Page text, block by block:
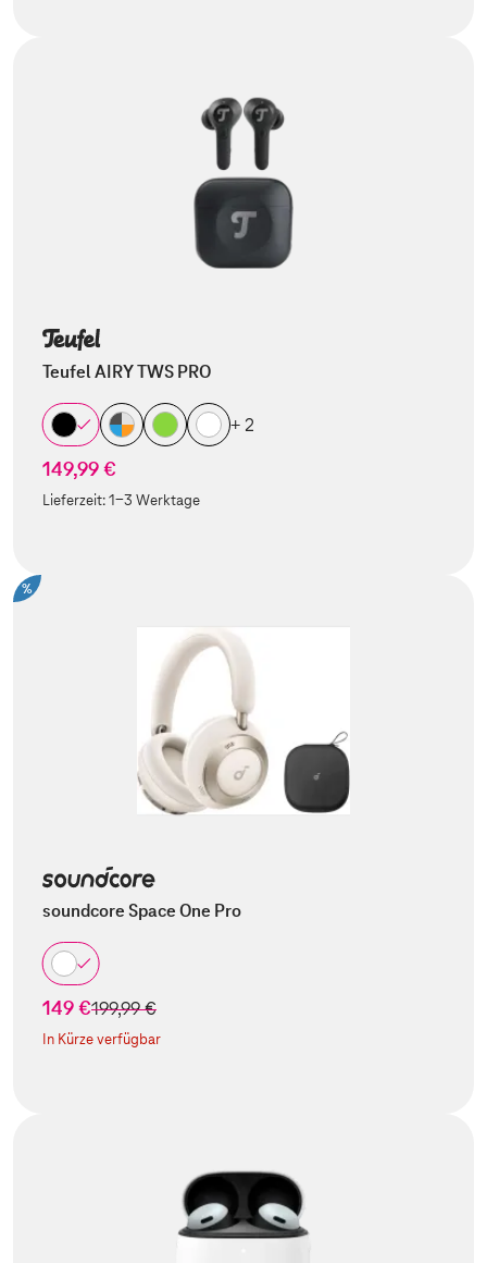
Teufel AIRY TWS PRO
+ 2
149,99 €
Lieferzeit:1-3 Werktage
%
soundcore Space One Pro
149 €statt
199,99 €
In Kürze verfügbar